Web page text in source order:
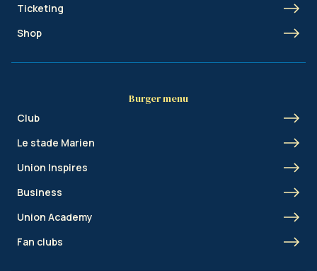
Ticketing
Shop
Burger menu
Club
Le stade Marien
Union Inspires
Business
Union Academy
Fan clubs